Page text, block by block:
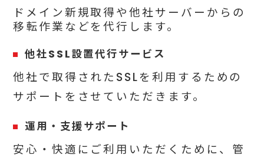
ドメイン新規取得や他社サーバーからの
移転作業などを代行します。
他社SSL設置代行サービス
他社で取得されたSSLを利用するための
サポートをさせていただきます。
運用・支援サポート
安心・快適にご利用いただくために、管